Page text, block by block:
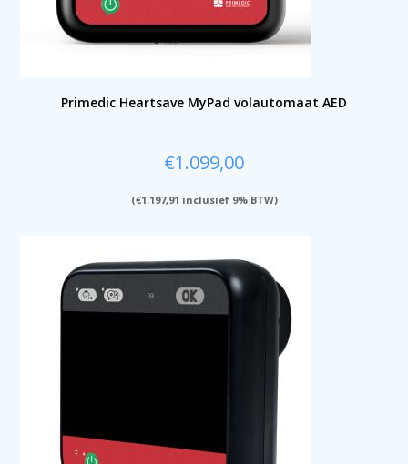
Primedic Heartsave MyPad volautomaat AED
€1.099,00
(€1.197,91 inclusief 9% BTW)